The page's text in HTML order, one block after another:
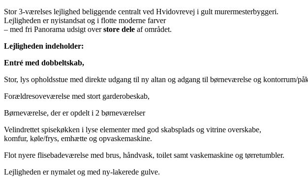
Stor 3-værelses lejlighed beliggende centralt ved Hvidovrevej i gult murermesterbyggeri.
Lejligheden er nyistandsat og i flotte moderne farver
– med fri Panorama udsigt overstore dele af området.
Lejligheden indeholder:
Entré med dobbeltskab,
Stor, lys opholdsstue med direkte udgang til ny altan og adgang til børneværelse og kontorrum/
Forældresoveværelse med stort garderobeskab,
Børneværelse, der er opdelt i 2 børneværelser
Velindrettet spisekøkken i lyse elementer med god skabsplads og vitrine overskabe,
komfur, køle/frys, emhætte og opvaskemaskine.
Flot nyere flisebadeværelse med brus, håndvask, toilet samt vaskemaskine og tørretumbler.
Lejligheden er nymalet og med ny-lakerede gulve.